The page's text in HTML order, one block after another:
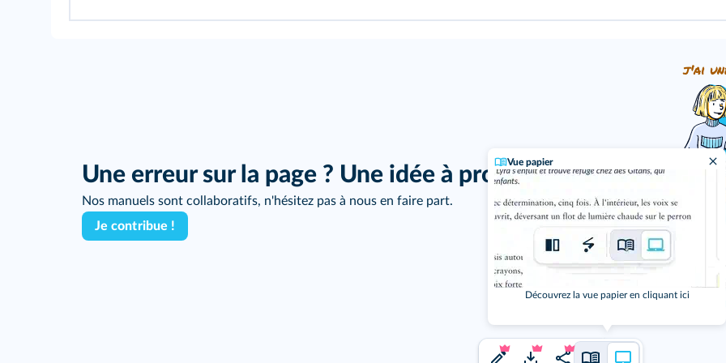
Vue papier
Découvrez la vue papier en cliquant ici
Une erreur sur la page ? Une idée à proposer ?
Nos manuels sont collaboratifs, n'hésitez pas à nous en faire part.
Je contribue !
j'ai